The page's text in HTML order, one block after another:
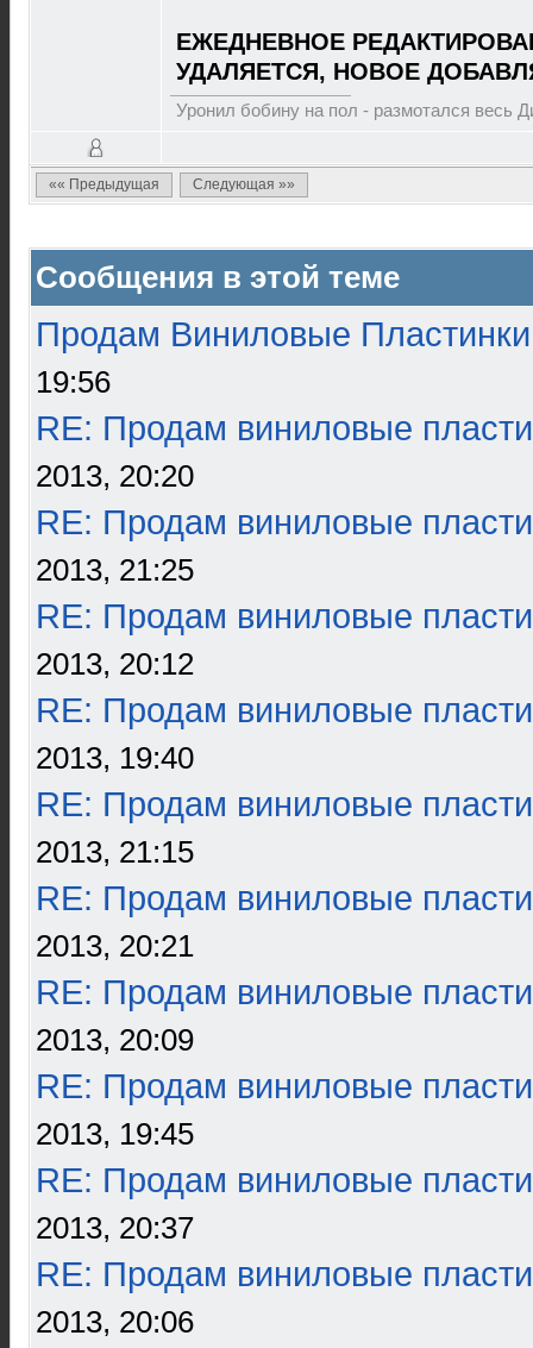
ЕЖЕДНЕВНОЕ
УДАЛЯЕТСЯ, НОВОЕ
Уронил бобину на пол - размотался весь
«« Предыдущая Следующая »»
Сообщения в этой теме
Продам Виниловые Пластинки
19:56
RE: Продам виниловые
2013, 20:20
RE: Продам виниловые
2013, 21:25
RE: Продам виниловые
2013, 20:12
RE: Продам виниловые
2013, 19:40
RE: Продам виниловые
2013, 21:15
RE: Продам виниловые
2013, 20:21
RE: Продам виниловые
2013, 20:09
RE: Продам виниловые
2013, 19:45
RE: Продам виниловые
2013, 20:37
RE: Продам виниловые
2013, 20:06